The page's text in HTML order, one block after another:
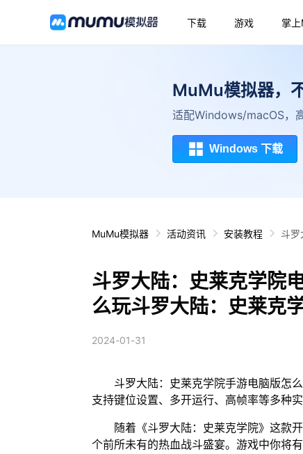
下载 游戏 掌
MuMu模拟器，
适配Windows/macOS，
Windows 下载
MuMu模拟器 活动资讯 安装教程 斗
斗罗大陆：史莱克学院
么玩斗罗大陆：史莱克
2024-01-31
斗罗大陆：史莱克学院手游电脑版怎
支持键位设置、多开运行、高帧率等多种实
随着《斗罗大陆：史莱克学院》这款
个前所未有的热血战斗盛宴。游戏中你将